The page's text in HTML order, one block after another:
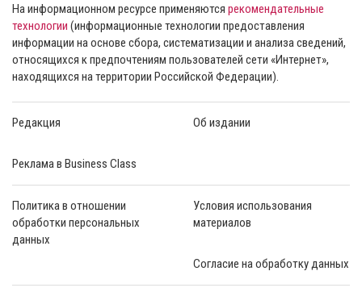
На информационном ресурсе применяются рекомендательные
технологии (информационные технологии предоставления
информации на основе сбора, систематизации и анализа сведений,
относящихся к предпочтениям пользователей сети «Интернет»,
находящихся на территории Российской Федерации).
Редакция Об издании
Реклама в Business Class
Политика в отношении
обработки персональных
данных
Условия использования
материалов
Согласие на обработку данных